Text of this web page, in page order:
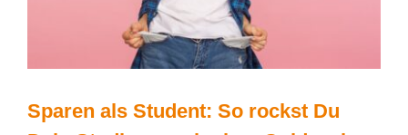
Sparen als Student: So rockst Du